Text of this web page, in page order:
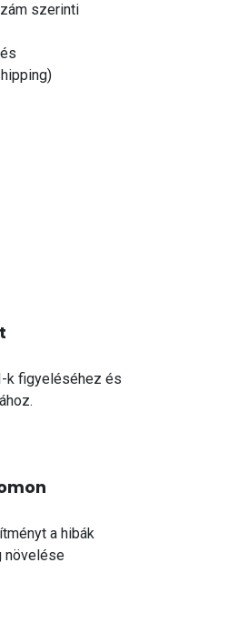
szerinti
k figyeléséhez és
a hibák
növelése